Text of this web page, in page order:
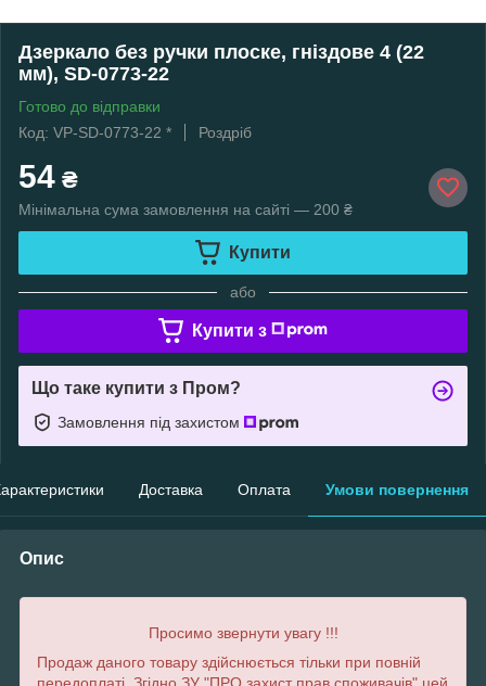
Дзеркало без ручки плоске, гніздове 4 (22
мм), SD-0773-22
Готово до відправки
Код: VP-SD-0773-22 *
Роздріб
54 ₴
Мінімальна сума замовлення на сайті — 200 ₴
Купити
або
Купити з
Що таке купити з Пром?
Замовлення під захистом
Доставка Оплата Умови повернення
Опис
Просимо звернути увагу !!!
Продаж даного товару здійснюється тільки при повній
передоплаті. Згідно ЗУ "ПРО захист прав споживачів" цей